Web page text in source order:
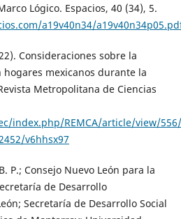
Lógico. Espacios, 40 (34), 5.
a19v40n34/
Consideraciones sobre la
mexicanos durante la
Metropolitana de Ciencias
index.php/REMCA/article/view/
v6hhsx97
P.; Consejo Nuevo León para la
de Desarrollo
Secretaría de Desarrollo Social